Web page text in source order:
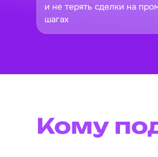
и не терять сделки на
шагах
Кому